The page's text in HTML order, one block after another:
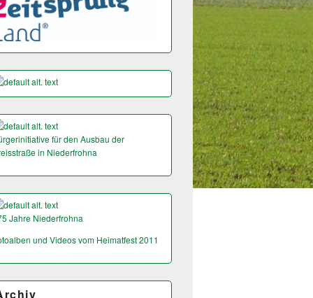
für den Ausbau der
in Niederfrohna
Jahre Niederfrohna
und Videos vom Heimatfest 2011